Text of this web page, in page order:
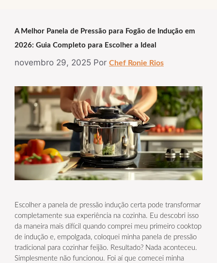
A Melhor Panela de Pressão para Fogão de Indução em
2026: Guia Completo para Escolher a Ideal
novembro 29, 2025 Por Chef Ronie Rios
Escolher a panela de pressão indução certa pode transformar
completamente sua experiência na cozinha. Eu descobri isso
da maneira mais difícil quando comprei meu primeiro cooktop
de indução e, empolgada, coloquei minha panela de pressão
tradicional para cozinhar feijão. Resultado? Nada aconteceu.
Simplesmente não funcionou. Foi aí que comecei minha